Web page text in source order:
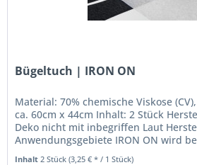
Bügeltuch | IRON ON
Material: 70% chemische Viskose
ca. 60cm x 44cm Inhalt: 2 Stück
Deko nicht mit inbegriffen Laut
Anwendungsgebiete IRON ON wird
Inhalt 2 Stück(3,25 € * / 1 Stück)